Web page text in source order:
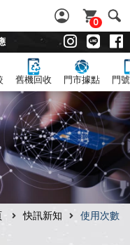
0
舊機回收 門市據點 門
快訊新知 使用次數